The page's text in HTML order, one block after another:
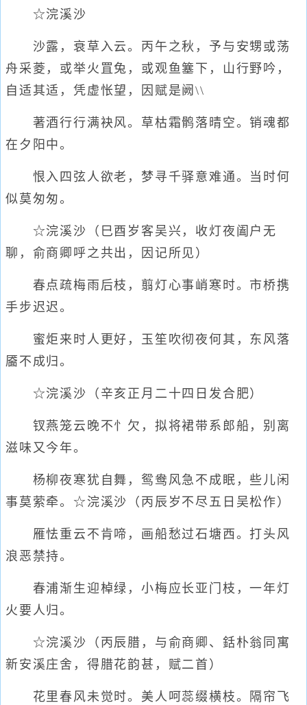
☆浣溪沙
沙露，衰草入云。丙午之秋，予与安甥或荡
舟采菱，或举火罝兔，或观鱼簺下，山行野吟，
自适其适，凭虚怅望，因赋是阙\\
著酒行行满袂风。草枯霜鹘落晴空。销魂都
在夕阳中。
恨入四弦人欲老，梦寻千驿意难通。当时何
似莫匆匆。
☆浣溪沙（巳酉岁客吴兴，收灯夜阖户无
聊，俞商卿呼之共出，因记所见）
春点疏梅雨后枝，翦灯心事峭寒时。市桥携
手步迟迟。
蜜炬来时人更好，玉笙吹彻夜何其，东风落
靥不成归。
☆浣溪沙（辛亥正月二十四日发合肥）
钗燕笼云晚不忄欠，拟将裙带系郎船，别离
滋味又今年。
杨柳夜寒犹自舞，鸳鸯风急不成眠，些儿闲
事莫萦牵。☆浣溪沙（丙辰岁不尽五日吴松作）
雁怯重云不肯啼，画船愁过石塘西。打头风
浪恶禁持。
春浦渐生迎棹绿，小梅应长亚门枝，一年灯
火要人归。
☆浣溪沙（丙辰腊，与俞商卿、銛朴翁同寓
新安溪庄舍，得腊花韵甚，赋二首）
花里春风未觉时。美人呵蕊缀横枝。隔帘飞